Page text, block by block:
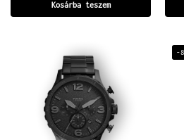
Kosárba teszem
-